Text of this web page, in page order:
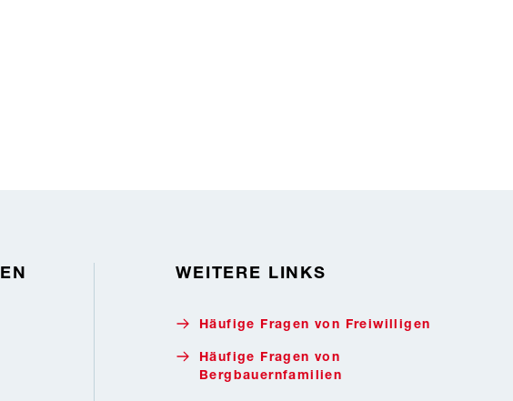
WEITERE LINKS
Häufige Fragen von Freiwilligen
Häufige Fragen von
Bergbauernfamilien